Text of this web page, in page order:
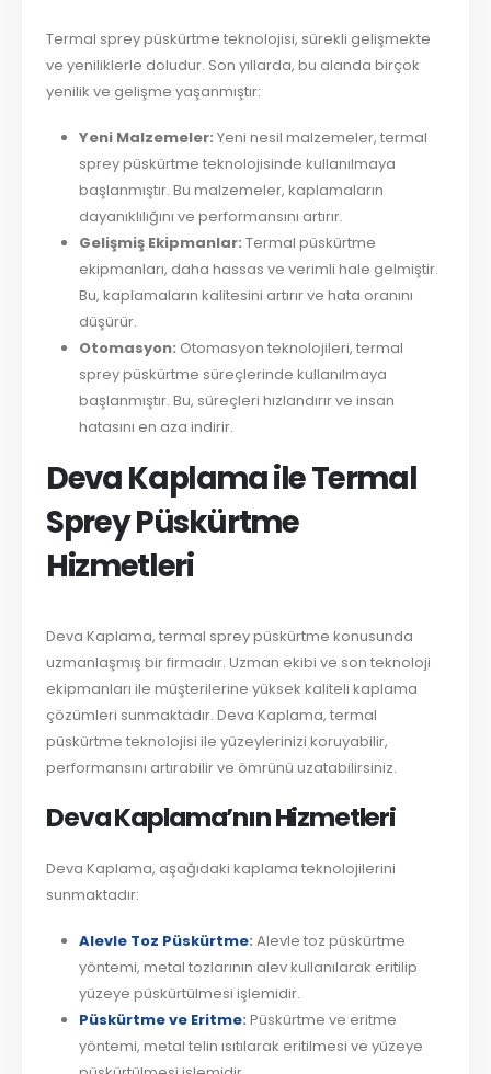
Termal sprey püskürtme teknolojisi, sürekli gelişmekte
ve yeniliklerle doludur. Son yıllarda, bu alanda birçok
yenilik ve gelişme yaşanmıştır:
Yeni Malzemeler: Yeni nesil malzemeler, termal
sprey püskürtme teknolojisinde kullanılmaya
başlanmıştır. Bu malzemeler, kaplamaların
dayanıklılığını ve performansını artırır.
Gelişmiş Ekipmanlar: Termal püskürtme
ekipmanları, daha hassas ve verimli hale gelmiştir.
Bu, kaplamaların kalitesini artırır ve hata oranını
düşürür.
Otomasyon: Otomasyon teknolojileri, termal
sprey püskürtme süreçlerinde kullanılmaya
başlanmıştır. Bu, süreçleri hızlandırır ve insan
hatasını en aza indirir.
Deva Kaplama ile Termal
Sprey Püskürtme
Hizmetleri
Deva Kaplama, termal sprey püskürtme konusunda
uzmanlaşmış bir firmadır. Uzman ekibi ve son teknoloji
ekipmanları ile müşterilerine yüksek kaliteli kaplama
çözümleri sunmaktadır. Deva Kaplama, termal
püskürtme teknolojisi ile yüzeylerinizi koruyabilir,
performansını artırabilir ve ömrünü uzatabilirsiniz.
Deva Kaplama’nın Hizmetleri
Deva Kaplama, aşağıdaki kaplama teknolojilerini
sunmaktadır:
Alevle Toz Püskürtme: Alevle toz püskürtme
yöntemi, metal tozlarının alev kullanılarak eritilip
yüzeye püskürtülmesi işlemidir.
Püskürtme ve Eritme: Püskürtme ve eritme
yöntemi, metal telin ısıtılarak eritilmesi ve yüzeye